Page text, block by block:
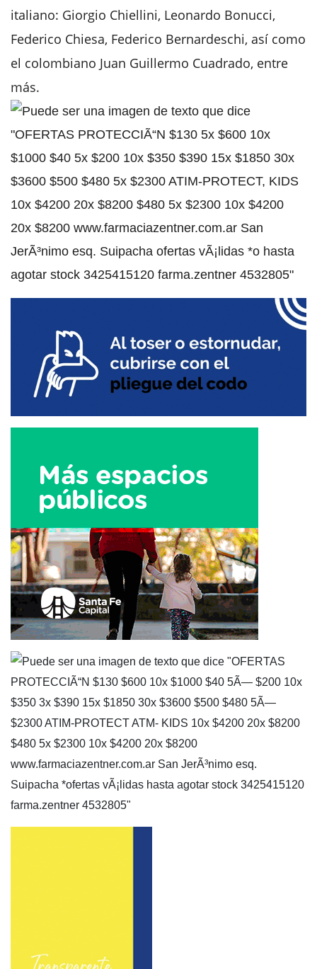
italiano: Giorgio Chiellini, Leonardo Bonucci,
Federico Chiesa, Federico Bernardeschi, así como
el colombiano Juan Guillermo Cuadrado, entre
más.